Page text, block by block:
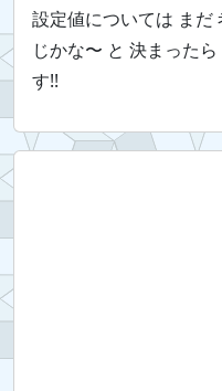
設定値については まだ
じかな〜 と 決まった
す!!